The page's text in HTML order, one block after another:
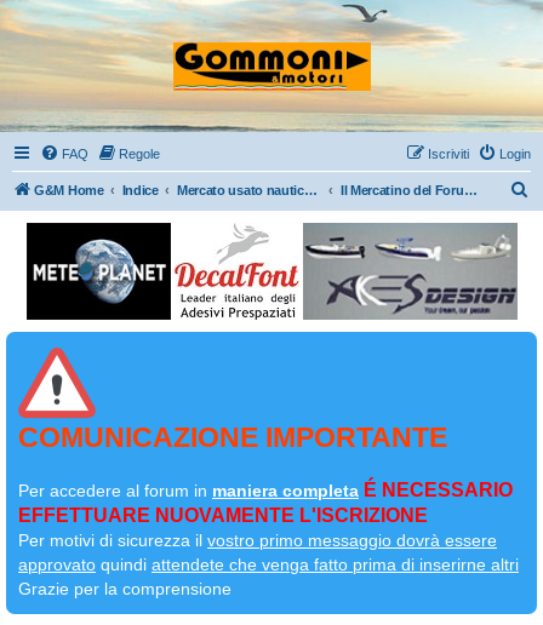
FAQ Regole Login
Iscriviti
G&M Home Indice Mercato usato nautico: Gommoni/Motori/Barche/Rimorchi/Accessori nautici Il Mercatino del Forum....Buy & Sell
COMUNICAZIONE IMPORTANTE
Per accedere al forum in maniera completa É NECESSARIO
EFFETTUARE NUOVAMENTE L'ISCRIZIONE
Per motivi di sicurezza il vostro primo messaggio dovrà essere
approvato quindi attendete che venga fatto prima di inserirne altri
Grazie per la comprensione